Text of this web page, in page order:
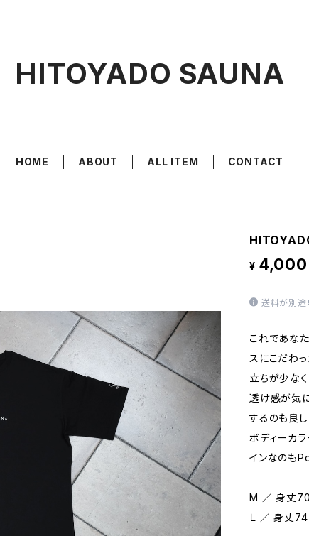
HITOYADO SAUNA
HOME ABOUT ALL ITEM CONTACT
¥ 4,000
送料が別途
これであな
スにこだわ
立ちが少な
透け感が気
するのも良
ボディーカ
インなのも
M ／ 身丈
Ｌ ／ 身丈